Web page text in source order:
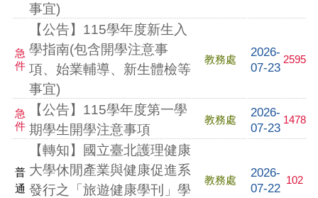
事宜)
急
件
【公告】115學年度新生入
學指南(包含開學注意事
項、始業輔導、新生體檢等
事宜)
教務處
2026-
07-23
2595
急
件
【公告】115學年度第一學
期學生開學注意事項
教務處
2026-
07-23
1478
普
通
【轉知】國立臺北護理健康
大學休閒產業與健康促進系
發行之「旅遊健康學刊」學
教務處
2026-
07-22
102